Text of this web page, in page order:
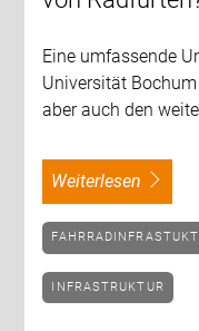
Eine umfassende
Universität
aber auch den
weiterlesen
INFRASTRUKTUR